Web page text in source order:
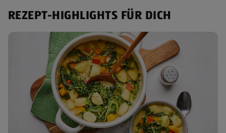
REZEPT-HIGHLIGHTS FÜR DICH